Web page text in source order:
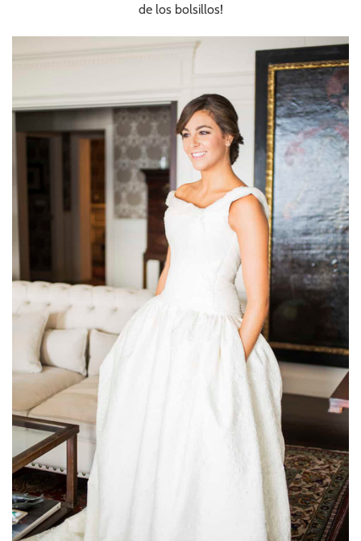
de los bolsillos!